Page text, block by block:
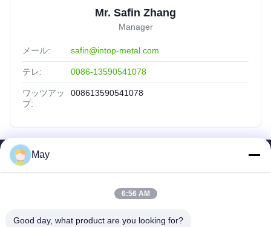
Mr. Safin Zhang
Manager
メール: safin@intop-metal.com
テレ: 0086-13590541078
ワッツアッ
プ:
008613590541078
製品
企業情報
May
6:56 AM
Good day, what product are you looking for?